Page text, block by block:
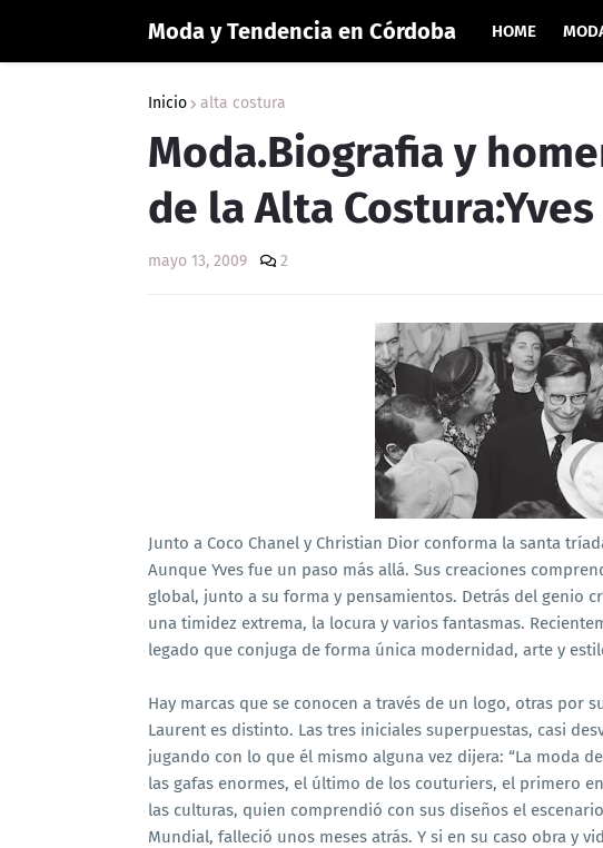
Moda y Tendencia en Córdoba HOME
Inicio alta costura
Moda.Biografia y
de la Alta
mayo 13, 2009 2
Junto a Coco Chanel y Christian Dior conforma la santa
Aunque Yves fue un paso más allá. Sus creaciones
global, junto a su forma y pensamientos. Detrás del genio
una timidez extrema, la locura y varios fantasmas.
legado que conjuga de forma única modernidad, arte y
Hay marcas que se conocen a través de un logo, otras por
Laurent es distinto. Las tres iniciales superpuestas, casi
jugando con lo que él mismo alguna vez dijera: “La moda
las gafas enormes, el último de los couturiers, el primero
las culturas, quien comprendió con sus diseños el
Mundial, falleció unos meses atrás. Y si en su caso obra y